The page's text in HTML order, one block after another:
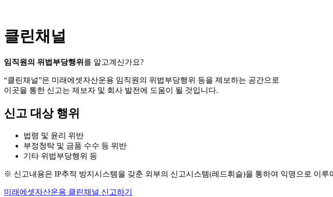
클린채널
임직원의 위법부당행위 를 알고계신가요?
“클린채널”은 미래에셋자산운용 임직원의 위법부당행위 등을 제보하는 공간으로
이곳을 통한 신고는 제보자 및 회사 발전에 도움이 될 것입니다.
신고 대상 행위
법령 및 윤리 위반
부정청탁 및 금품 수수 등 위반
기타 위법부당행위 등
※ 신고내용은 IP추적 방지시스템을 갖춘 외부의 신고시스템(레드휘슬)을 통하여 익명으로 이
미래에셋자산운용 클린채널 신고하기